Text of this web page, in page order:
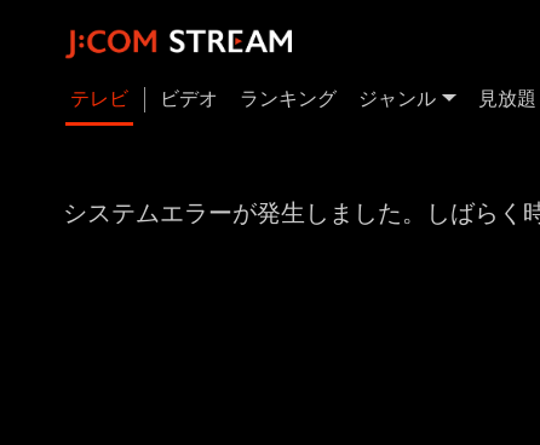
テレビ ビデオ ランキング ジャンル 見放題
システムエラーが発生しました。しばらく